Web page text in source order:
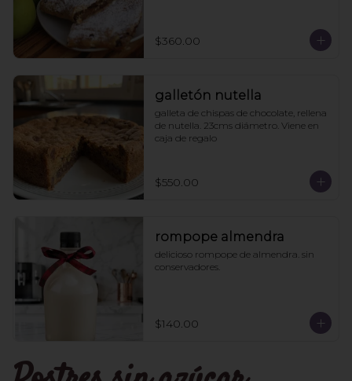
$360.00
galletón nutella
galleta de chispas de chocolate, rellena
de nutella. 23cms diámetro. Viene en
caja de regalo
$550.00
rompope almendra
delicioso rompope de almendra. sin
conservadores.
$140.00